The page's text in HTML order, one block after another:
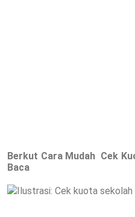
Berkut Cara Mudah Cek
Baca
Ilustrasi: Cek kuota